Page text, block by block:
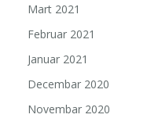
Mart 2021
Februar 2021
Januar 2021
Decembar 2020
Novembar 2020